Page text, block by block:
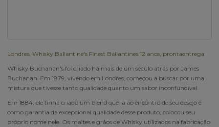
Londres Whisky Ballantine's Finest Ballantines 12 anos prontaentrega
Whisky Buchanan's foi criado há mais de um século atrás por James
Buchanan. Em 1879, vivendo em Londres, começou a buscar por uma
mistura que tivesse tanto qualidade quanto um sabor inconfundível.
Em 1884, ele tinha criado um blend que ia ao encontro de seu desejo e
como garantia da excepcional qualidade desse produto, colocou seu
próprio nome nele. Os maltes e grãos de Whisky utilizados na fabricação